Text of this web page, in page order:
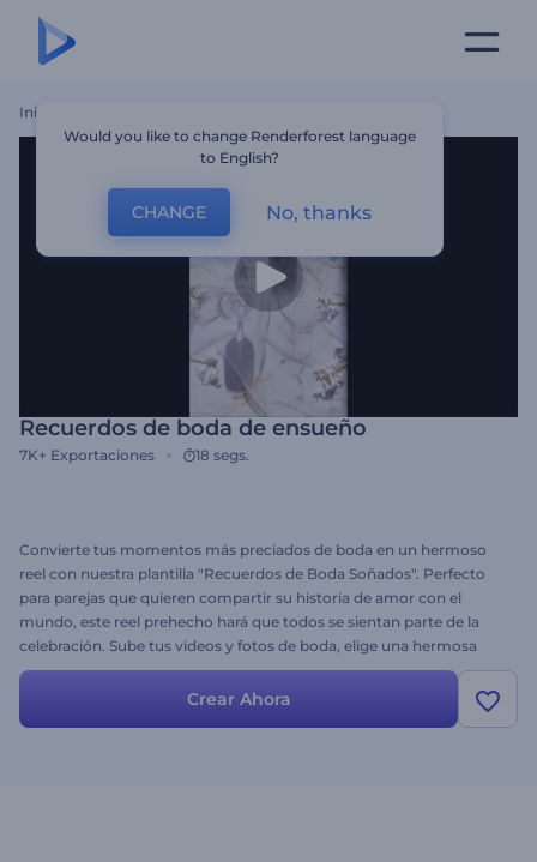
Inicio
Recuerdos de boda de ensueño
7K+ Exportaciones 18 segs.
Convierte tus momentos más preciados de boda en un hermoso
reel con nuestra plantilla "Recuerdos de Boda Soñados". Perfecto
para parejas que quieren compartir su historia de amor con el
mundo, este reel prehecho hará que todos se sientan parte de la
celebración. Sube tus videos y fotos de boda, elige una hermosa
canción y crea un encantador reel para mantener vivos tus
recuerdos de boda para siempre. ¡Empieza a crear ahora!
Crear Ahora
Would you like to change Renderforest language
to English?
CHANGE No, thanks